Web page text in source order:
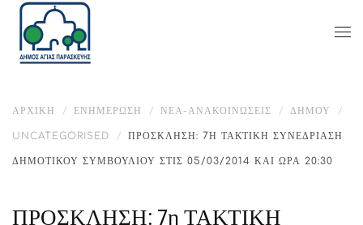
ΑΡΧΙΚΉ ΕΝΗΜΈΡΩΣΗ ΝΕΑ-ΑΝΑΚΟΙΝΩΣΕΙΣ ΔΉΜΟΥ
UNCATEGORISED ΠΡΟΣΚΛΗΣΗ: 7Η ΤΑΚΤΙΚΗ ΣΥΝΕΔΡΙΑΣΗ
ΔΗΜΟΤΙΚΟΥ ΣΥΜΒΟΥΛΙΟΥ ΣΤΙΣ 05/03/2014 ΚΑΙ ΩΡΑ 20:30
ΠΡΟΣΚΛΗΣΗ: 7η ΤΑΚΤΙΚΗ